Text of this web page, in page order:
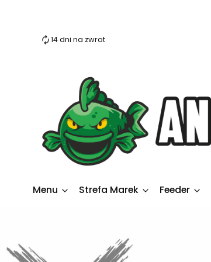
14 dni na zwrot
Menu Strefa Marek Feeder